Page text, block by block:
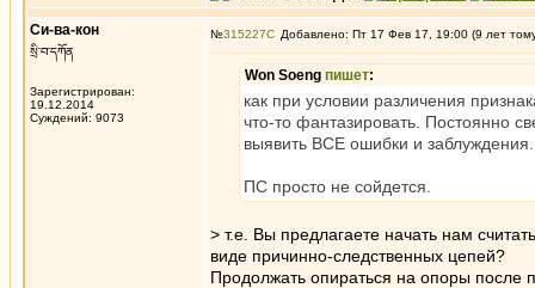
Си-ва-кон
སྲི་བ་དཀོན
Зарегистрирован:
19.12.2014
Суждений: 9073
№315227 Добавлено: Пт 17 Фев 17, 19:00 (9 лет
Won Soeng пишет:
как при условии различения
что-то фантазировать. Постоянно
выявить ВСЕ ошибки и заблуждения.
ПС просто не сойдется.
> т.е. Вы предлагаете начать нам
виде причинно-следственных цепей?
Продолжать опираться на опоры после